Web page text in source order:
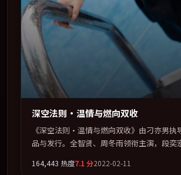
深空法则·温情与燃向双收
《深空法则·温情与燃向双收》由刁亦男执
品与发行。全智贤、周冬雨领衔主演，段奕
书写。全片以「动作」类型为骨架，在叙事
164,443 热度7.1 分2022-02-11